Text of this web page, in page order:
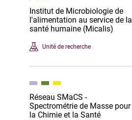
Institut de Microbiologie de
l'alimentation au service de la
santé humaine (Micalis)
Unité de recherche
Réseau SMaCS -
Spectrométrie de Masse pour
la Chimie et la Santé